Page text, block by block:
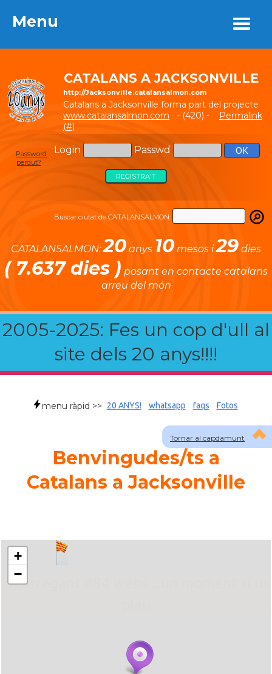
Menu
CATALANS A JACKSONVILLE
http://Jacksonville.catalansalmon.com
Catalans a Jacksonville forma part del projecte
www.catalansalmon.com - (420) - Permalink
(#)
Login Passwd
Password
perdut?
REGISTRA'T
Buscar ciutat de CATALANSALMON:
CATALANSALMON:20 anys 10 mesos i29 dies
( 7.637 dies ) posant en contacte catalans
arreu del món
2005-2025: Fes un cop d'ull al
site dels 20 anys!!!!
Menu
Tornar al capdamunt
menu ràpid >> 20 ANYS! whatsapp faqs Fotos
Benvingudes/ts a
Catalans a Jacksonville
... carregant 484 webs... un moment si us
+
−